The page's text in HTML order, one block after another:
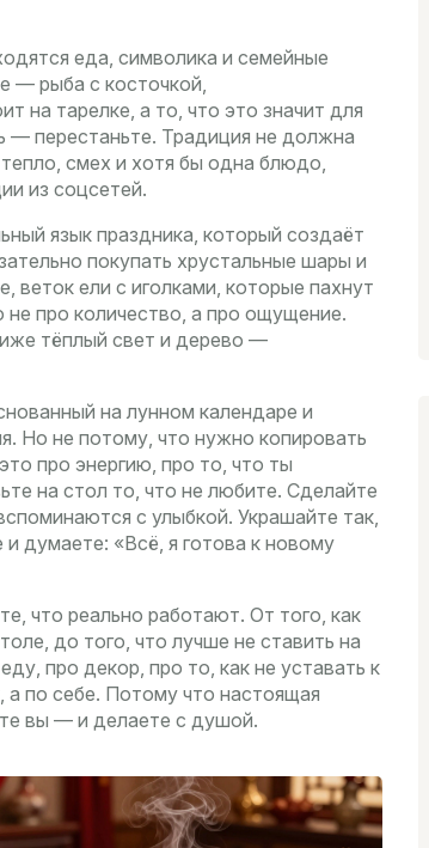
еда, символика и семейные
— рыба с косточкой,
на тарелке, а то, что это значит для
— перестаньте. Традиция не должна
смех и хотя бы одна блюдо,
из соцсетей.
язык праздника, который создаёт
покупать хрустальные шары и
веток ели с иголками, которые пахнут
про количество, а про ощущение.
тёплый свет и дерево —
на лунном календаре и
Но не потому, что нужно копировать
про энергию, про то, что ты
на стол то, что не любите. Сделайте
с улыбкой. Украшайте так,
думаете: «Всё, я готова к новому
что реально работают. От того, как
до того, что лучше не ставить на
про декор, про то, как не уставать к
а по себе. Потому что настоящая
вы — и делаете с душой.